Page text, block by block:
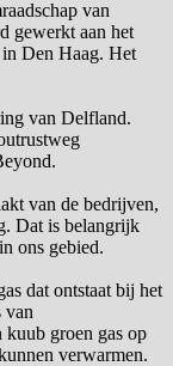
van
gewerkt aan het
Den Haag. Het
van Delfland.
van de bedrijven,
Dat is belangrijk
ons gebied.
dat ontstaat bij het
van
groen gas op
verwarmen.